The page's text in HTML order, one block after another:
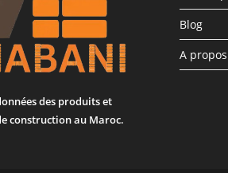
des produits et
construction au Maroc.
Blog
A